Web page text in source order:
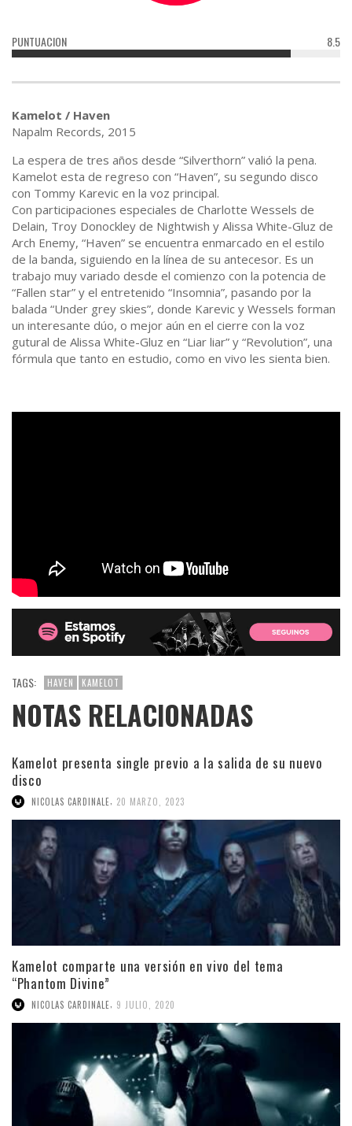
8.5
PUNTUACION
Kamelot / Haven
Napalm Records, 2015
La espera de tres años desde “Silverthorn” valió la pena.
Kamelot esta de regreso con “Haven”, su segundo disco
con Tommy Karevic en la voz principal.
Con participaciones especiales de Charlotte Wessels de
Delain, Troy Donockley de Nightwish y Alissa White-Gluz de
Arch Enemy, “Haven” se encuentra enmarcado en el estilo
de la banda, siguiendo en la línea de su antecesor. Es un
trabajo muy variado desde el comienzo con la potencia de
“Fallen star” y el entretenido “Insomnia”, pasando por la
balada “Under grey skies”, donde Karevic y Wessels forman
un interesante dúo, o mejor aún en el cierre con la voz
gutural de Alissa White-Gluz en “Liar liar” y “Revolution”, una
fórmula que tanto en estudio, como en vivo les sienta bien.
TAGS: HAVEN KAMELOT
NOTAS RELACIONADAS
Kamelot presenta single previo a la salida de su nuevo
disco
NICOLAS CARDINALE, 20 MARZO, 2023
Kamelot comparte una versión en vivo del tema
“Phantom Divine”
NICOLAS CARDINALE, 9 JULIO, 2020